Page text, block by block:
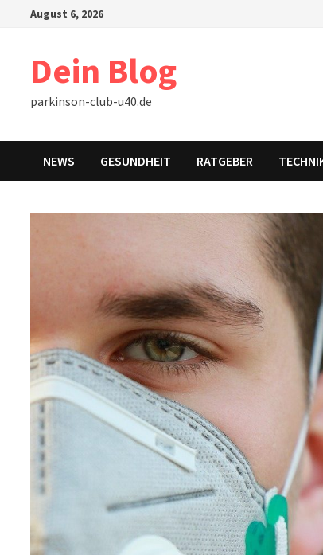
August 6, 2026
Dein Blog
parkinson-club-u40.de
NEWS GESUNDHEIT RATGEBER